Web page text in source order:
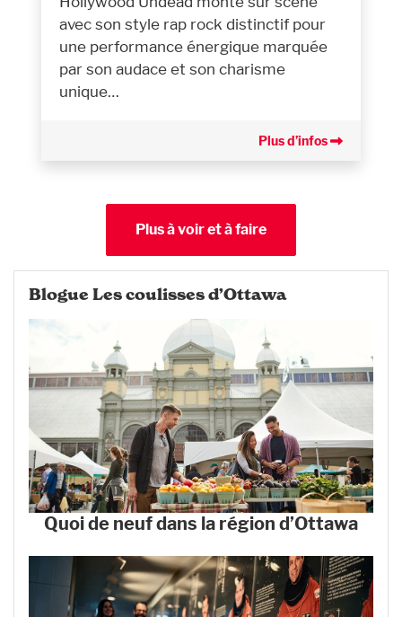
avec son style rap rock distinctif pour
une performance énergique marquée
par son audace et son charisme
unique…
Plus d’infos
Plus à voir et à faire
Blogue Les coulisses d’Ottawa
Quoi de neuf dans la région d’Ottawa